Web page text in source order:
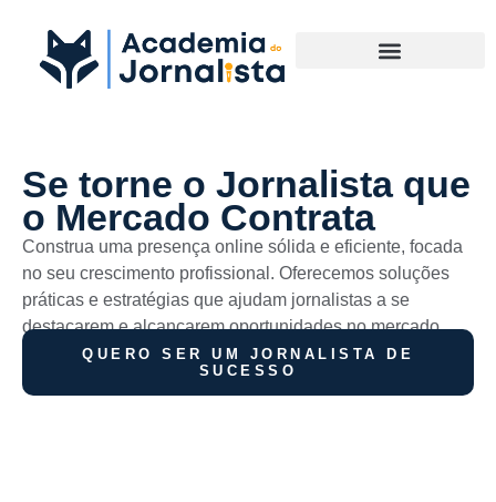
Se torne o Jornalista que
o Mercado Contrata
Construa uma presença online sólida e eficiente, focada
no seu crescimento profissional. Oferecemos soluções
práticas e estratégias que ajudam jornalistas a se
destacarem e alcançarem oportunidades no mercado.
QUERO SER UM JORNALISTA DE
SUCESSO